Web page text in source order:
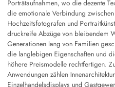
Porträtaufnahmen, wo die dezente
die emotionale Verbindung
Hochzeitsfotografen und
druckreife Abzüge von bleibendem
Generationen lang von Familien
die langlebigen Eigenschaften und
höhere Preismodelle rechtfertigen.
Anwendungen zählen
Einzelhandelsdisplays und